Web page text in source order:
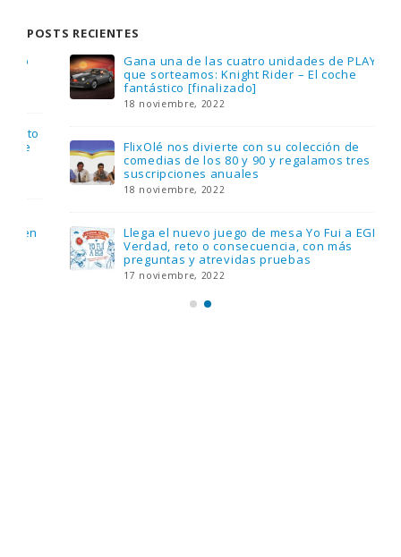
POSTS RECIENTES
Gana una de las cuatro unidades de PLAYMOBIL
que sorteamos: Knight Rider – El coche
fantástico [finalizado]
18 noviembre, 2022
FlixOlé nos divierte con su colección de
comedias de los 80 y 90 y regalamos tres
suscripciones anuales
18 noviembre, 2022
Llega el nuevo juego de mesa Yo Fui a EGB:
Verdad, reto o consecuencia, con más
preguntas y atrevidas pruebas
17 noviembre, 2022